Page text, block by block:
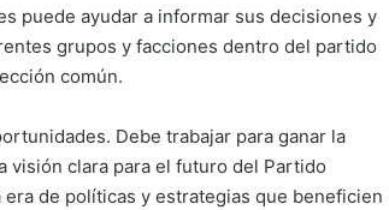
puede ayudar a informar sus decisiones y
grupos y facciones dentro del partido
común.
Debe trabajar para ganar la
visión clara para el futuro del Partido
de políticas y estrategias que beneficien